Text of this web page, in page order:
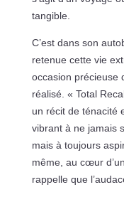
tangible.
C’est dans son
retenue cette vie
occasion précieuse
réalisé. « Total
un récit de ténacité
vibrant à ne jamais
mais à toujours
même, au cœur
rappelle que